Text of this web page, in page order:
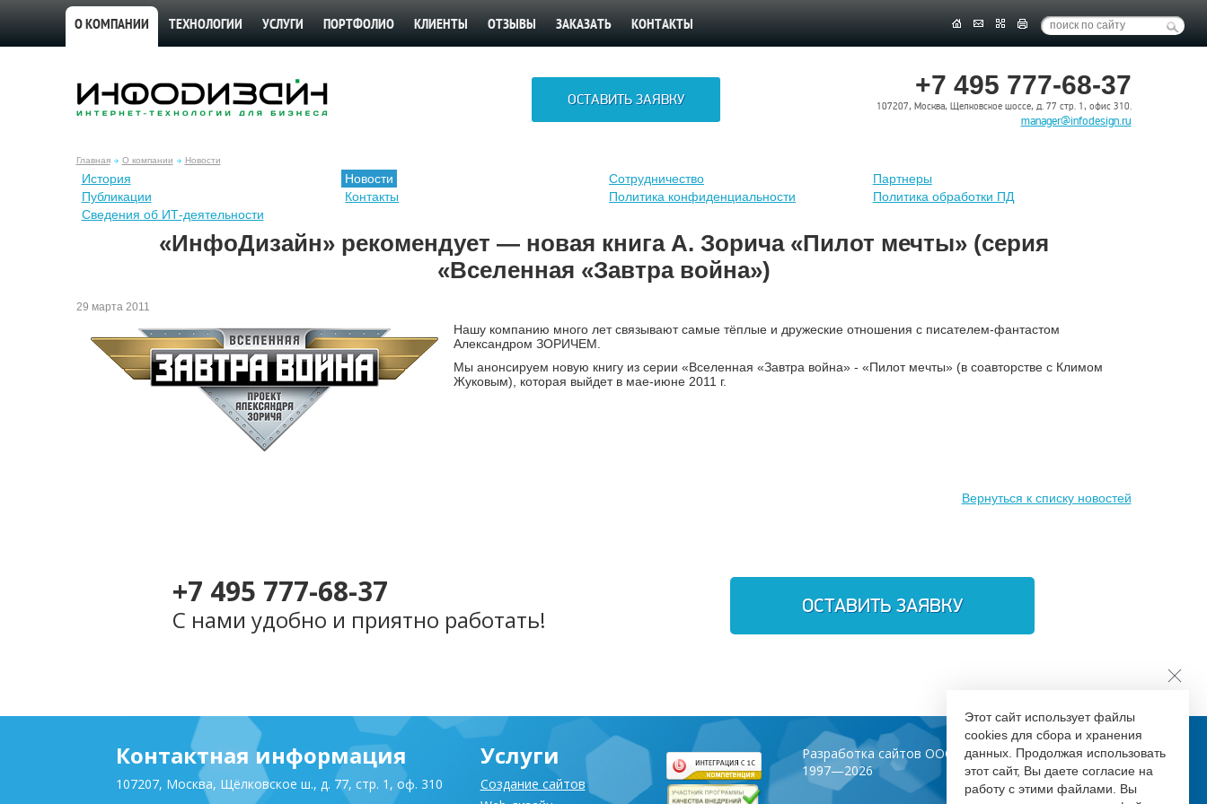
О КОМПАНИИ ТЕХНОЛОГИИ УСЛУГИ ПОРТФОЛИО КЛИЕНТЫ ОТЗЫВЫ ЗАКАЗАТЬ КОНТАКТЫ
+7 495 777-68-37
107207, Москва, Щелковское шоссе, д. 77 стр. 1, офис 310.
manager@infodesign.ru
ОСТАВИТЬ ЗАЯВКУ
Главная О компании Новости
История Новости Сотрудничество
Партнеры
Публикации
Контакты Политика конфиденциальности
Политика обработки ПД
Сведения об ИТ-деятельности
«ИнфоДизайн» рекомендует — новая книга А. Зорича «Пилот мечты» (серия
«Вселенная «Завтра война»)
29 марта 2011
Нашу компанию много лет связывают самые тёплые и дружеские отношения с писателем-фантастом
Александром ЗОРИЧЕМ.
Мы анонсируем новую книгу из серии «Вселенная «Завтра война» - «Пилот мечты» (в соавторстве с Климом
Жуковым), которая выйдет в мае-июне 2011 г.
Вернуться к списку новостей
+7 495 777-68-37
С нами удобно и приятно работать! ОСТАВИТЬ ЗАЯВКУ
Контактная информация
107207, Москва, Щёлковское ш., д. 77, стр. 1, оф. 310
Услуги
Создание сайтов
Разработка сайтов ООО «Инфодизайн»
1997—2026
Этот сайт использует файлы
cookies для сбора и хранения
данных. Продолжая использовать
этот сайт, Вы даете согласие на
работу с этими файлами. Вы